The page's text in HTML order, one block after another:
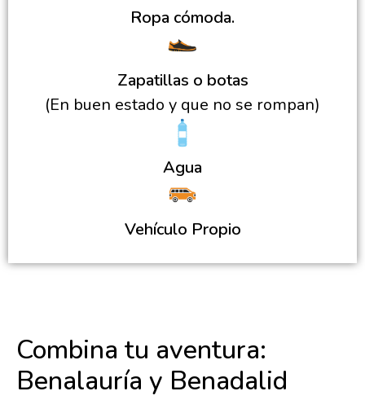
Ropa cómoda.
Zapatillas o botas
(En buen estado y que no se rompan)
Agua
Vehículo Propio
Combina tu aventura:
Benalauría y Benadalid